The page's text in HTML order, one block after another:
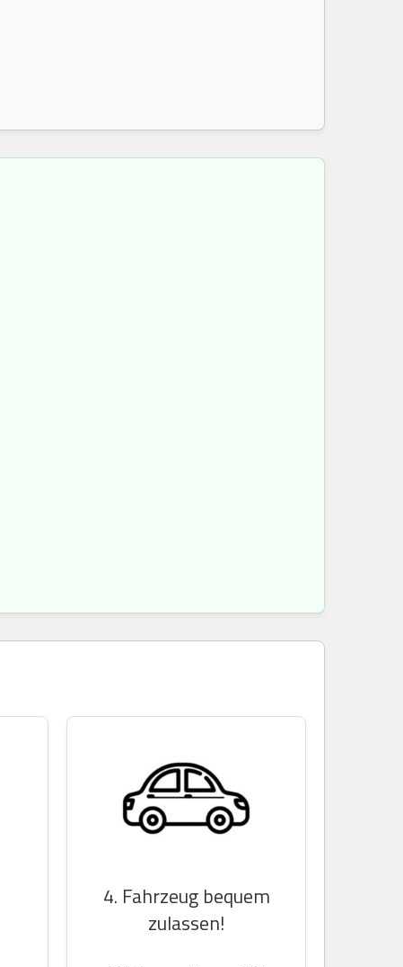
4. Fahrzeug bequem
zulassen!